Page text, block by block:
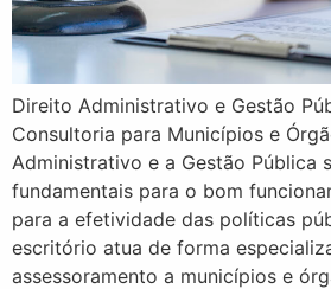
Direito Administrativo e Gestão
Consultoria para Municípios e
Administrativo e a Gestão Pública
fundamentais para o bom
para a efetividade das políticas
escritório atua de forma
assessoramento a municípios e